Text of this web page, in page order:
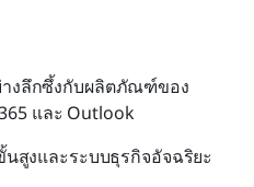
งลึกซึ้งกับผลิตภัณฑ์ของ
และ Outlook
นสูงและระบบธุรกิจอัจฉริยะ